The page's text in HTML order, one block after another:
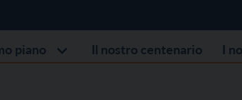
piano Il nostro centenario I